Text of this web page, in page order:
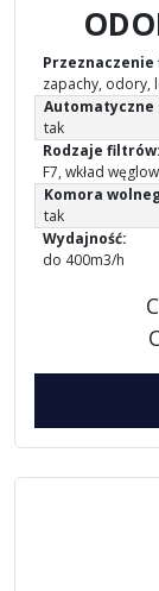
zapachy, odory,
tak
Rodzaje filtrów:
F7, wkład
Komora
tak
Wydajność:
do 400m3/h